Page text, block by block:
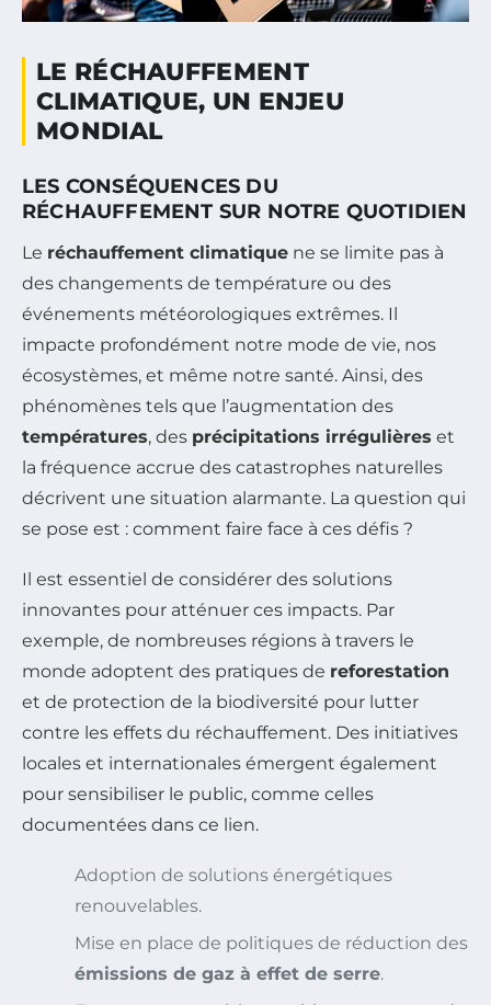
LE RÉCHAUFFEMENT
CLIMATIQUE, UN ENJEU
MONDIAL
LES CONSÉQUENCES DU
RÉCHAUFFEMENT SUR NOTRE QUOTIDIEN
Le réchauffement climatique ne se limite pas à
des changements de température ou des
événements météorologiques extrêmes. Il
impacte profondément notre mode de vie, nos
écosystèmes, et même notre santé. Ainsi, des
phénomènes tels que l’augmentation des
températures, des précipitations irrégulières et
la fréquence accrue des catastrophes naturelles
décrivent une situation alarmante. La question qui
se pose est : comment faire face à ces défis ?
Il est essentiel de considérer des solutions
innovantes pour atténuer ces impacts. Par
exemple, de nombreuses régions à travers le
monde adoptent des pratiques de reforestation
et de protection de la biodiversité pour lutter
contre les effets du réchauffement. Des initiatives
locales et internationales émergent également
pour sensibiliser le public, comme celles
documentées dans ce lien.
Adoption de solutions énergétiques
renouvelables.
Mise en place de politiques de réduction des
émissions de gaz à effet de serre.